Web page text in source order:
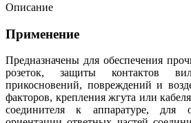
Описание
Применение
Предназначены для обеспечения
розеток, защиты контактов
прикосновений, повреждений и
факторов, крепления жгута или
соединителя к аппаратуре, для